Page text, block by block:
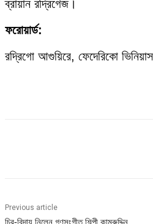
ব্রায়ান রদ্রিগেজ।
ফরোয়ার্ড:
রদ্রিগো আগুয়িরে, ফেদেরিকো
Previous article
চির-বিদায় নিলেন গণসংগীত শিল্পী কামরুদ্দিন